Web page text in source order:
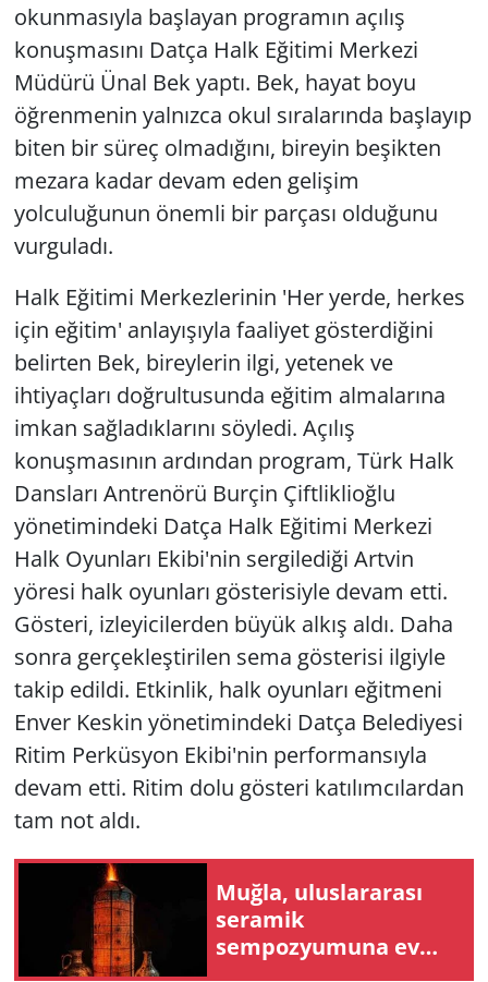
okunmasıyla başlayan programın açılış
konuşmasını Datça Halk Eğitimi Merkezi
Müdürü Ünal Bek yaptı. Bek, hayat boyu
öğrenmenin yalnızca okul sıralarında başlayıp
biten bir süreç olmadığını, bireyin beşikten
mezara kadar devam eden gelişim
yolculuğunun önemli bir parçası olduğunu
vurguladı.
Halk Eğitimi Merkezlerinin 'Her yerde, herkes
için eğitim' anlayışıyla faaliyet gösterdiğini
belirten Bek, bireylerin ilgi, yetenek ve
ihtiyaçları doğrultusunda eğitim almalarına
imkan sağladıklarını söyledi. Açılış
konuşmasının ardından program, Türk Halk
Dansları Antrenörü Burçin Çiftliklioğlu
yönetimindeki Datça Halk Eğitimi Merkezi
Halk Oyunları Ekibi'nin sergilediği Artvin
yöresi halk oyunları gösterisiyle devam etti.
Gösteri, izleyicilerden büyük alkış aldı. Daha
sonra gerçekleştirilen sema gösterisi ilgiyle
takip edildi. Etkinlik, halk oyunları eğitmeni
Enver Keskin yönetimindeki Datça Belediyesi
Ritim Perküsyon Ekibi'nin performansıyla
devam etti. Ritim dolu gösteri katılımcılardan
tam not aldı.
Muğla, uluslararası
seramik
sempozyumuna ev
sahipliği yapacak